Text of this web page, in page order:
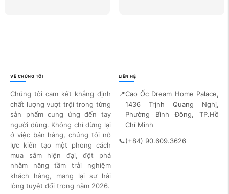
VỀ CHÚNG TÔI
Chúng tôi cam kết khẳng định
chất lượng vượt trội trong từng
sản phẩm cung ứng đến tay
người dùng. Không chỉ dừng lại
ở việc bán hàng, chúng tôi nỗ
lực kiến tạo một phong cách
mua sắm hiện đại, đột phá
nhằm nâng tầm trải nghiệm
khách hàng, mang lại sự hài
lòng tuyệt đối trong năm 2026.
LIÊN HỆ
📍Cao Ốc Dream Home Palace,
1436 Trịnh Quang Nghị,
Phường Bình Đông, TP.Hồ
Chí Minh
📞(+84) 90.609.3626